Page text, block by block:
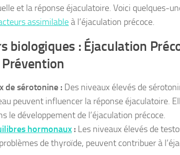
et la réponse éjaculatoire. Voici quelques-
assimilableà l’éjaculation précoce.
biologiques : Éjaculation
Prévention
de sérotonine : Des niveaux élevés de
peuvent influencer la réponse éjaculatoire.
le développement de l’éjaculation précoce.
hormonaux : Les niveaux élevés de
de thyroïde, peuvent contribuer à